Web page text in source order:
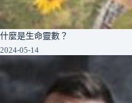
什麼是生命靈數？
2024-05-14